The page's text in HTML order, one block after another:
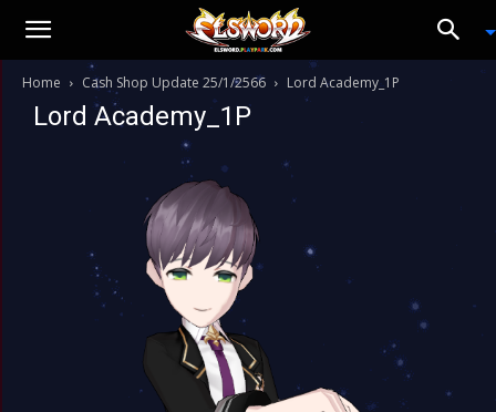
Home Cash Shop Update 25/1/2566 Lord Academy_1P
Lord Academy_1P